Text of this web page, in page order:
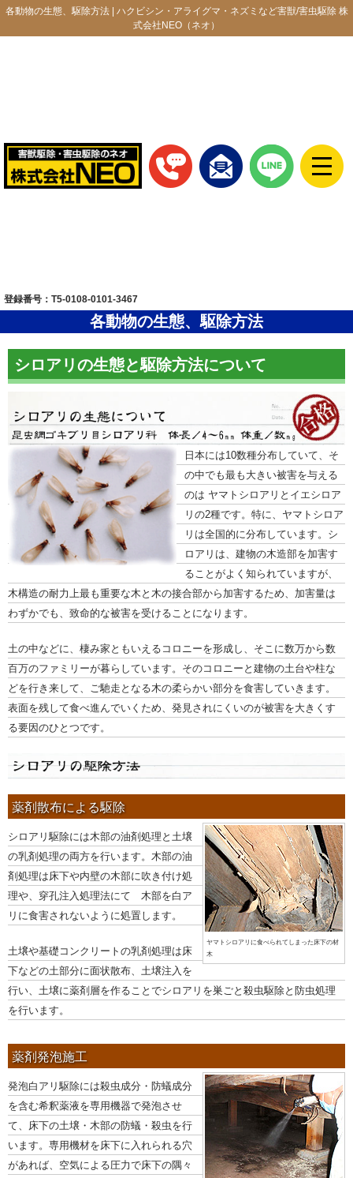
各動物の生態、駆除方法 | ハクビシン・アライグマ・ネズミなど害獣/害虫駆除 株
式会社NEO（ネオ）
登録番号：T5-0108-0101-3467
各動物の生態、駆除方法
シロアリの生態と駆除方法について
日本には10数種分布していて、そ
の中でも最も大きい被害を与える
のは ヤマトシロアリとイエシロア
リの2種です。特に、ヤマトシロア
リは全国的に分布しています。シ
ロアリは、建物の木造部を加害す
ることがよく知られていますが、
木構造の耐力上最も重要な木と木の接合部から加害するため、加害量は
わずかでも、致命的な被害を受けることになります。
土の中などに、棲み家ともいえるコロニーを形成し、そこに数万から数
百万のファミリーが暮らしています。そのコロニーと建物の土台や柱な
どを行き来して、ご馳走となる木の柔らかい部分を食害していきます。
表面を残して食べ進んでいくため、発見されにくいのが被害を大きくす
る要因のひとつです。
薬剤散布による駆除
ヤマトシロアリに食べられてしまった床下の材
木
シロアリ駆除には木部の油剤処理と土壌
の乳剤処理の両方を行います。木部の油
剤処理は床下や内壁の木部に吹き付け処
理や、穿孔注入処理法にて 木部を白ア
リに食害されないように処置します。
土壌や基礎コンクリートの乳剤処理は床
下などの土部分に面状散布、土壌注入を
行い、土壌に薬剤層を作ることでシロアリを巣ごと殺虫駆除と防虫処理
を行います。
薬剤発泡施工
発泡白アリ駆除には殺虫成分・防蟻成分
を含む希釈薬液を専用機器で発泡させ
て、床下の土壌・木部の防蟻・殺虫を行
います。専用機材を床下に入れられる穴
があれば、空気による圧力で床下の隅々